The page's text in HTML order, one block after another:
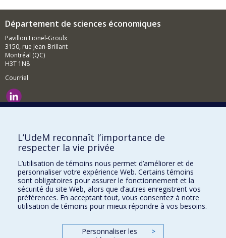
Département de sciences économiques
Pavillon Lionel-Groulx
3150, rue Jean-Brillant
Montréal (QC)
H3T 1N8
Courriel
Comment soutenir le Département?
BESOIN D'AIDE?
Plan du site
Signaler une erreur
Accessibilité
FACULTÉ DES ARTS ET DES SCIENCES
Nos départements et écoles
L’UdeM reconnaît l’importance de
respecter la vie privée
L’utilisation de témoins nous permet d’améliorer et de
personnaliser votre expérience Web. Certains témoins
sont obligatoires pour assurer le fonctionnement et la
sécurité du site Web, alors que d’autres enregistrent vos
préférences. En acceptant tout, vous consentez à notre
utilisation de témoins pour mieux répondre à vos besoins.
Personnaliser les
>